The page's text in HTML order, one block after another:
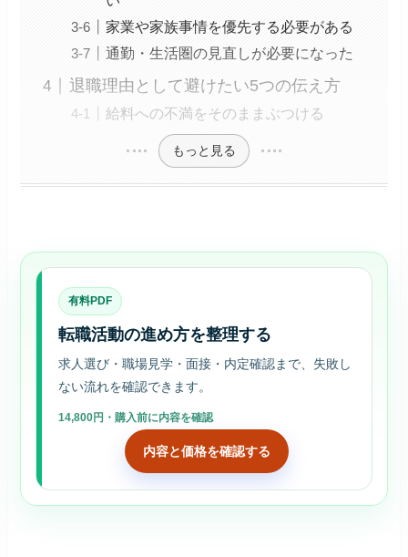
家業や家族事情を優先する必要がある
通勤・生活圏の見直しが必要になった
退職理由として避けたい5つの伝え方
給料への不満をそのままぶつける
もっと見る
有料PDF
転職活動の進め方を整理する
求人選び・職場見学・面接・内定確認まで、失敗し
ない流れを確認できます。
14,800円・購入前に内容を確認
内容と価格を確認する